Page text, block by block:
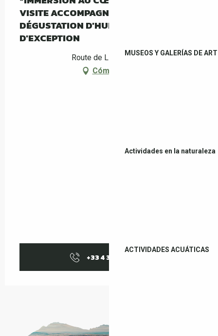
MUSEOS Y GALERÍAS DE
Actividades en la naturaleza
ACTIVIDADES ACUÁTICAS
VISITE ACCOMPAGNÉE DU MAS PY ET
DÉGUSTATION D'HUILE D'OLIVE
D'EXCEPTION
Route de Llauro, Céret
Cómo llegar
+33 4 38 37 50